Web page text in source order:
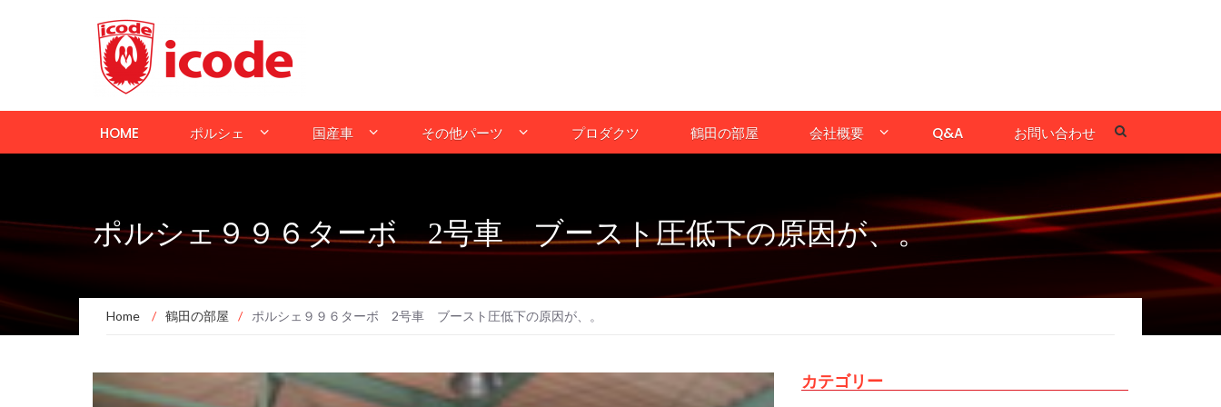
HOME ポルシェ 国産車 その他パーツ プロダクツ 鶴田の部屋 会社概要 Q&A お問い合わせ
ポルシェ９９６ターボ 2号車 ブースト圧低下の原因が、。
Home / 鶴田の部屋 / ポルシェ９９６ターボ 2号車 ブースト圧低下の原因が、。
カテゴリー